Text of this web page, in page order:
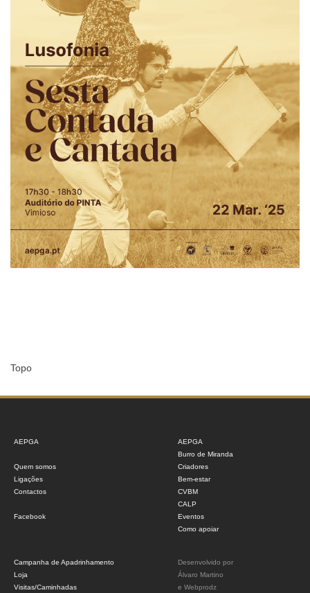
Topo
AEPGA
Quem somos
Ligações
Contactos
Facebook
AEPGA
Burro de Miranda
Criadores
Bem-estar
CVBM
CALP
Eventos
Como apoiar
Campanha de Apadrinhamento
Loja
Visitas/Caminhadas
Desenvolvido por
Álvaro Martino
e Webprodz